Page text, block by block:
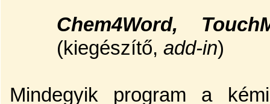
Chem4Word,
(kiegészítő, add-in)
Mindegyik program a